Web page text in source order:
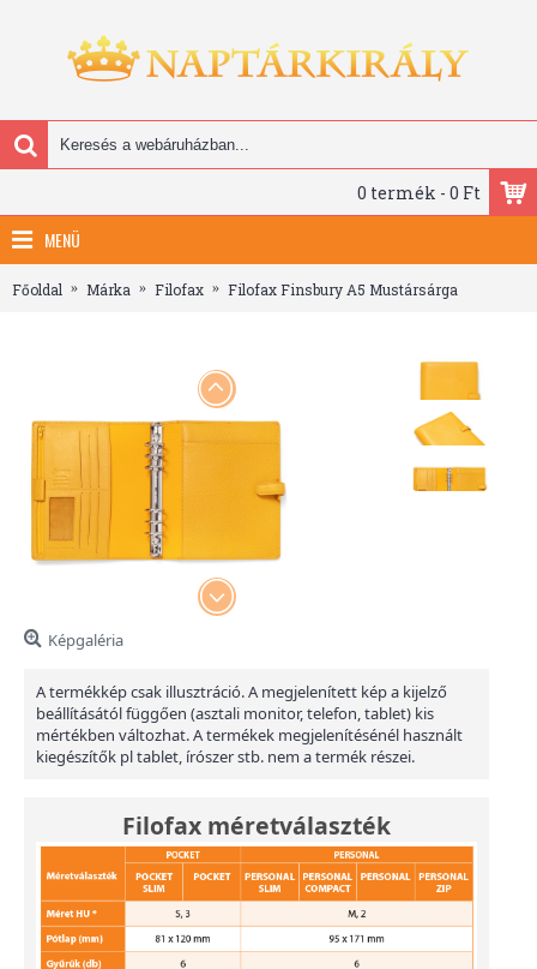
0 termék - 0 Ft
MENÜ
Főoldal Márka Filofax Filofax Finsbury A5 Mustársárga
Képgaléria
A termékkép csak illusztráció. A megjelenített kép a kijelző
beállításától függően (asztali monitor, telefon, tablet) kis
mértékben változhat. A termékek megjelenítésénél használt
kiegészítők pl tablet, írószer stb. nem a termék részei.
Filofax méretválaszték